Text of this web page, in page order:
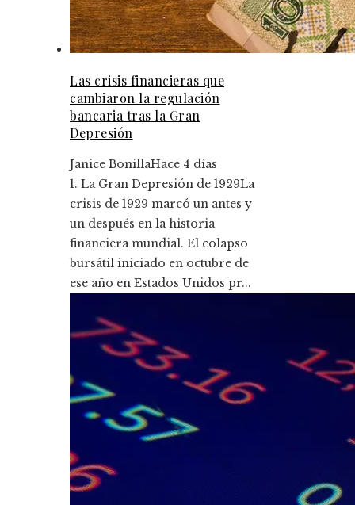
Las crisis financieras que
cambiaron la regulación
bancaria tras la Gran
Depresión
Janice BonillaHace 4 días
1. La Gran Depresión de 1929La
crisis de 1929 marcó un antes y
un después en la historia
financiera mundial. El colapso
bursátil iniciado en octubre de
ese año en Estados Unidos pr...